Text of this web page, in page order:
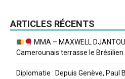
ARTICLES RÉCENTS
MMA – MAXWELL
Camerounais terrasse le Brésilien
Diplomatie : Depuis Genève, Paul